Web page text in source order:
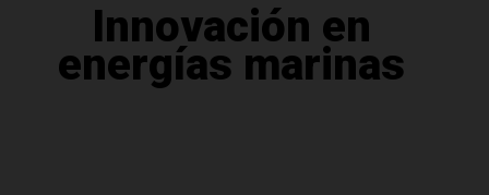
Innovación en
energías marinas